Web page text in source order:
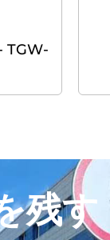
TGW-
残す